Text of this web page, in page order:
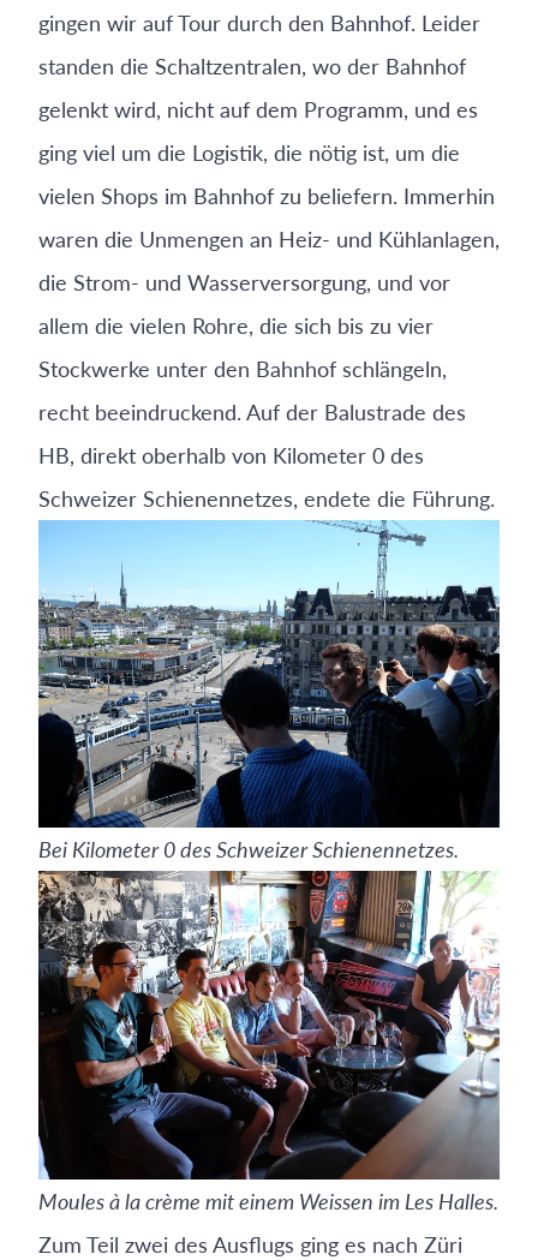
gingen wir auf Tour durch den Bahnhof. Leider
standen die Schaltzentralen, wo der Bahnhof
gelenkt wird, nicht auf dem Programm, und es
ging viel um die Logistik, die nötig ist, um die
vielen Shops im Bahnhof zu beliefern. Immerhin
waren die Unmengen an Heiz- und Kühlanlagen,
die Strom- und Wasserversorgung, und vor
allem die vielen Rohre, die sich bis zu vier
Stockwerke unter den Bahnhof schlängeln,
recht beeindruckend. Auf der Balustrade des
HB, direkt oberhalb von Kilometer 0 des
Schweizer Schienennetzes, endete die Führung.
Bei Kilometer 0 des Schweizer Schienennetzes.
Moules à la crème mit einem Weissen im Les Halles.
Zum Teil zwei des Ausflugs ging es nach Züri